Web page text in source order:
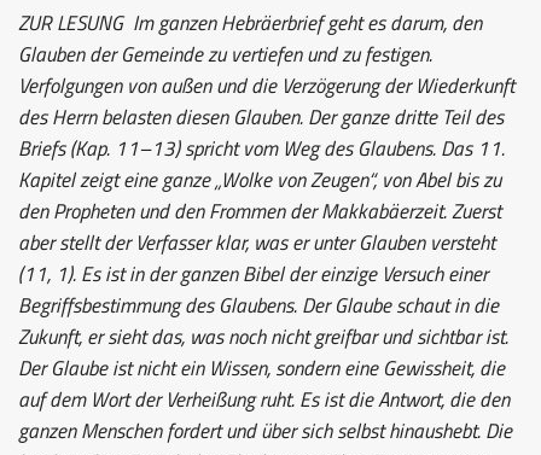
ZUR LESUNGIm ganzen Hebräerbrief geht es darum, den
Glauben der Gemeinde zu vertiefen und zu festigen.
Verfolgungen von außen und die Verzögerung der Wiederkunft
des Herrn belasten diesen Glauben. Der ganze dritte Teil des
Briefs (Kap. 11–13) spricht vom Weg des Glaubens. Das 11.
Kapitel zeigt eine ganze „Wolke von Zeugen“, von Abel bis zu
den Propheten und den Frommen der Makkabäerzeit. Zuerst
aber stellt der Verfasser klar, was er unter Glauben versteht
(11, 1). Es ist in der ganzen Bibel der einzige Versuch einer
Begriffsbestimmung des Glaubens. Der Glaube schaut in die
Zukunft, er sieht das, was noch nicht greifbar und sichtbar ist.
Der Glaube ist nicht ein Wissen, sondern eine Gewissheit, die
auf dem Wort der Verheißung ruht. Es ist die Antwort, die den
ganzen Menschen fordert und über sich selbst hinaushebt. Die